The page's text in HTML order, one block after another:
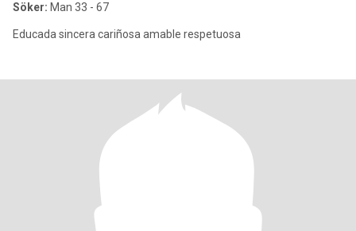
Söker: Man 33 - 67
Educada sincera cariñosa amable respetuosa